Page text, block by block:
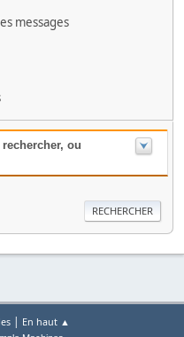
messages
ou
| En haut ▲